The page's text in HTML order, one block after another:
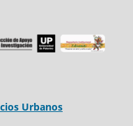
Urbanos